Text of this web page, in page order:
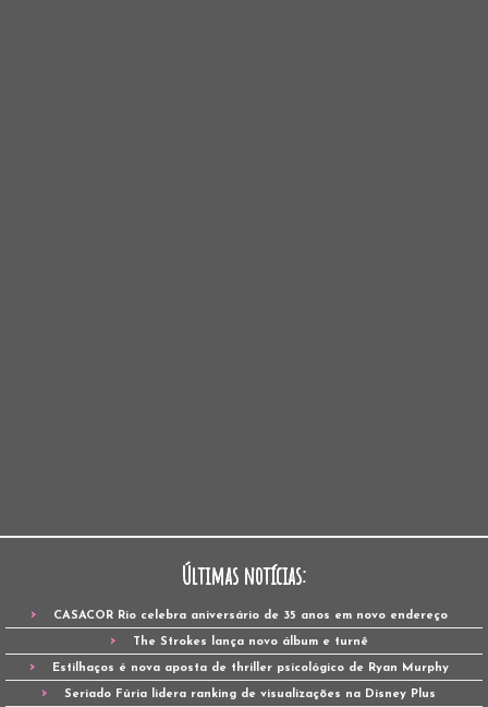
Últimas notícias:
CASACOR Rio celebra aniversário de 35 anos em novo endereço
The Strokes lança novo álbum e turnê
Estilhaços é nova aposta de thriller psicológico de Ryan Murphy
Seriado Fúria lidera ranking de visualizações na Disney Plus